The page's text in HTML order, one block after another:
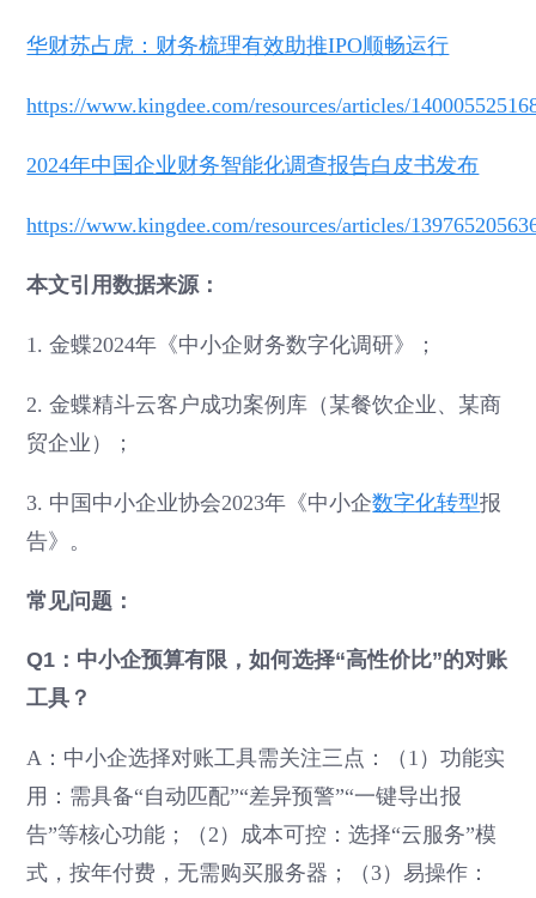
华财苏占虎：财务梳理有效助推IPO顺畅运行
https://www.kingdee.com/resources/articles/
2024年中国企业财务智能化调查报告白皮书发布
https://www.kingdee.com/resources/articles/
本文引用数据来源：
1. 金蝶2024年《中小企财务数字化调研》；
2. 金蝶精斗云客户成功案例库（某餐饮企业、某商
贸企业）；
3. 中国中小企业协会2023年《中小企数字化转型报
告》。
常见问题：
Q1：中小企预算有限，如何选择“高性价比”的对账
工具？
A：中小企选择对账工具需关注三点：（1）功能实
用：需具备“自动匹配”“差异预警”“一键导出报
告”等核心功能；（2）成本可控：选择“云服务”模
式，按年付费，无需购买服务器；（3）易操作：